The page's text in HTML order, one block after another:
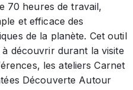
70 heures de travail,
et efficace des
de la planète. Cet outil
découvrir durant la visite
les ateliers Carnet
Découverte Autour